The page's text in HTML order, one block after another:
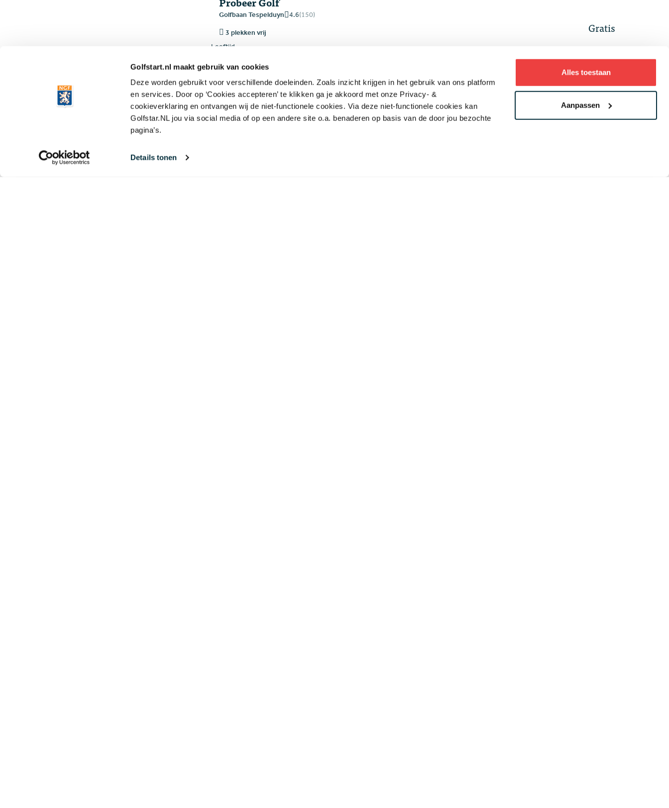
Golfstart.nl maakt gebruik van cookies
Deze worden gebruikt voor verschillende doeleinden. Zoals inzicht krijgen in het gebruik van ons platform
en services. Door op ‘Cookies accepteren’ te klikken ga je akkoord met onze Privacy- &
cookieverklaring en ontvangen wij de niet-functionele cookies. Via deze niet-functionele cookies kan
Golfstar.NL jou via social media of op een andere site o.a. benaderen op basis van de door jou bezochte
pagina’s.
Details tonen
Alles toestaan
Aanpassen
Leeftijd
Golfbaan Tespelduyn 4.6(150)
3 plekken vrij
Noordwijkerhout
Gratis
Meer info Boeken
Golfstart
Golfbaan Delfland 4.6(235)
Inschrijving via externe website €109.00